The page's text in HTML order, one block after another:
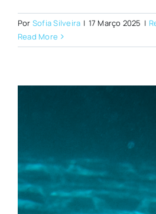
Por Sofia Silveira | 17 Março 2025 |
Read More